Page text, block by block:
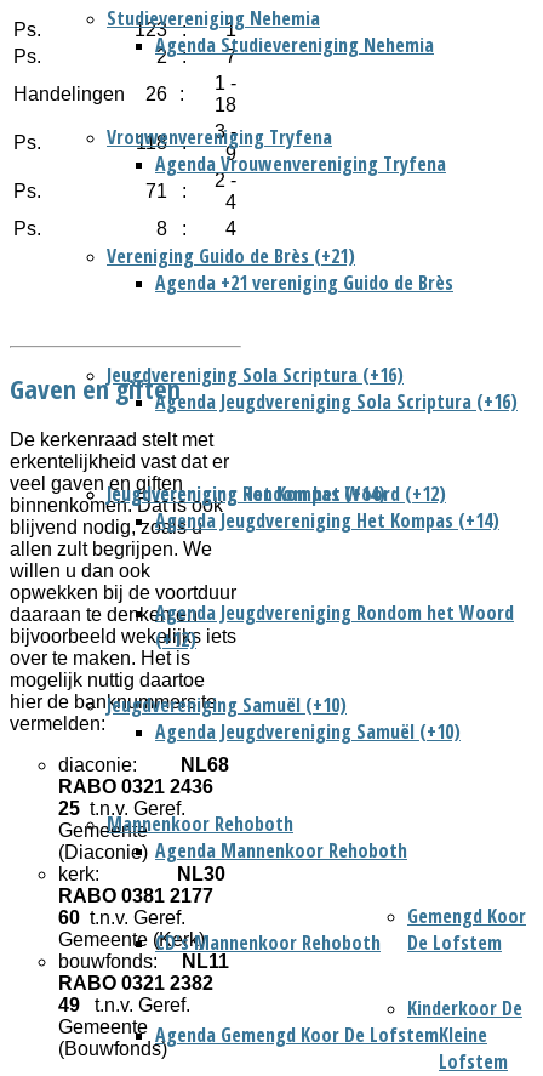
Studievereniging Nehemia
Agenda Studievereniging Nehemia
Vrouwenvereniging Tryfena
Agenda Vrouwenvereniging Tryfena
Vereniging Guido de Brès (+21)
Agenda +21 vereniging Guido de Brès
Jeugdvereniging Sola Scriptura (+16)
Agenda Jeugdvereniging Sola Scriptura (+16)
Jeugdvereniging Het Kompas (+14)
Agenda Jeugdvereniging Het Kompas (+14)
Jeugdvereniging Rondom het Woord (+12)
Agenda Jeugdvereniging Rondom het Woord
(+12)
Jeugdvereniging Samuël (+10)
Agenda Jeugdvereniging Samuël (+10)
Mannenkoor Rehoboth
Agenda Mannenkoor Rehoboth
CD's Mannenkoor Rehoboth
Gemengd Koor
De Lofstem
Agenda Gemengd Koor De Lofstem
Kinderkoor De
Kleine
Lofstem
Ps. 123 :
1
Ps.
2 :
7
Handelingen
26 :
1 -
18
Ps.
118 :
3 -
9
Ps.
71 :
2 -
4
Ps.
8 : 4
Gaven en giften
De kerkenraad stelt met
erkentelijkheid vast dat er
veel gaven en giften
binnenkomen. Dat is ook
blijvend nodig, zoals u
allen zult begrijpen. We
willen u dan ook
opwekken bij de voortduur
daaraan te denken en
bijvoorbeeld wekelijks iets
over te maken. Het is
mogelijk nuttig daartoe
hier de banknummers te
vermelden:
diaconie:
NL68
RABO 0321 2436
25 t.n.v. Geref.
Gemeente
(Diaconie)
kerk:
NL30
RABO 0381 2177
60 t.n.v. Geref.
Gemeente (Kerk)
bouwfonds:
NL11
RABO 0321 2382
49 t.n.v. Geref.
Gemeente
(Bouwfonds)